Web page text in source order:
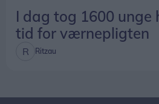
I dag tog 1600 unge
tid for værnepligten
Ritzau